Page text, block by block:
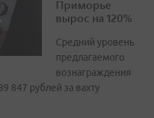
Приморье
вырос на 120%
Средний уровень
предлагаемого
вознаграждения
847 рублей за вахту